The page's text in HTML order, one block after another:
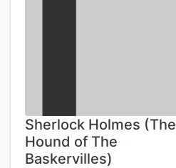
Sherlock Holmes (The
Hound of The
Baskervilles)